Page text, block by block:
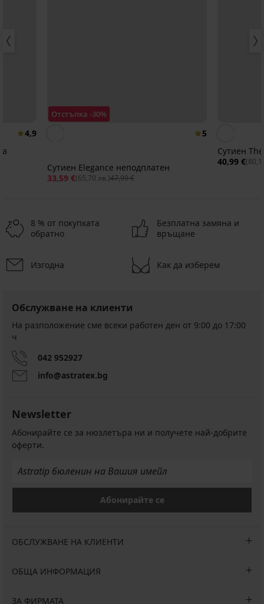
4,9
Отстъпка -30%
5
Сутиен Elegancе неподплатен
33,59 €(65,70 лв.)47,99 €
Сутиен
40,99 €
8 % от покупката
обратно
Безплатна замяна и
връщане
Изгодна Как да изберем
Обслужване на клиенти
На разположение сме всеки работен ден от 9:00 до 17:00
ч
042 952927
info@astratex.bg
Newsletter
Абонирайте се за нюзлетъра ни и получете най-добрите
оферти.
Абонирайте се
ОБСЛУЖВАНЕ НА КЛИЕНТИ
ОБЩА ИНФОРМАЦИЯ
ЗА ФИРМАТА